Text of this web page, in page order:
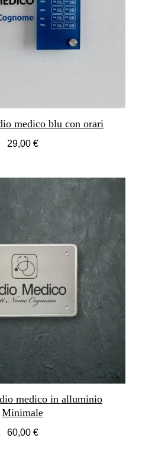
medico blu con orari
29,00 €
medico in alluminio
Minimale
60,00 €